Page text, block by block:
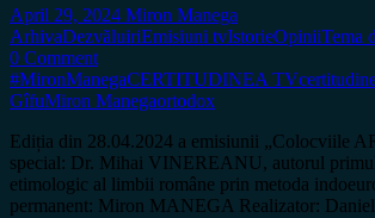
April 29, 2024 Miron Manega
ArhivaDezvăluiriEmisiuni tvIstorieOpiniiTema
0 Comment
#MironManegaCERTITUDINEA TV
GîfuMiron Manegaortodox
Ediția din 28.04.2024 a emisiunii „Colocviile
special: Dr. Mihai VINEREANU, autorul
etimologic al limbii române prin metoda
permanent: Miron MANEGA Realizator: